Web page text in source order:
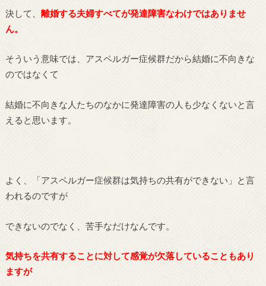
決して、 離婚する夫婦すべてが発達障害なわけではありませ
ん。
そういう意味では、アスペルガー症候群だから結婚に不向きな
のではなくて
結婚に不向きな人たちのなかに発達障害の人も少なくないと言
えると思います。
よく、「アスペルガー症候群は気持ちの共有ができない」と言
われるのですが
できないのでなく、苦手なだけなんです。
気持ちを共有することに対して感覚が欠落していることもあり
ますが